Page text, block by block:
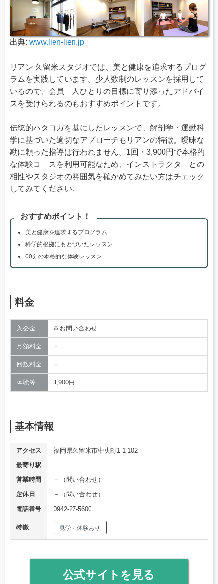
出典: www.lien-lien.jp
リアン 久留米スタジオでは、美と健康を追求するプログ
ラムを実践しています。少人数制のレッスンを採用して
いるので、会員一人ひとりの目標に寄り添ったアドバイ
スを受けられるのもおすすめポイントです。
伝統的ハタヨガを基にしたレッスンで、解剖学・運動科
学に基づいた適切なアプローチもリアンの特徴。曖昧な
勘に頼った指導は行われません。1回・3,900円で本格的
な体験コースを利用可能なため、インストラクターとの
相性やスタジオの雰囲気を確かめてみたい方はチェック
してみてください。
おすすめポイント！
美と健康を追求するプログラム
科学的根拠にもとづいたレッスン
60分の本格的な体験レッスン
料金
入会金 ※お問い合わせ
月額料金 －
回数料金 －
体験等 3,900円
基本情報
アクセス
福岡県久留米市中央町1-1-102
最寄り駅
営業時間
－（問い合わせ）
定休日
－（問い合わせ）
電話番号
0942-27-5600
特徴 見学・体験あり
公式サイトを見る